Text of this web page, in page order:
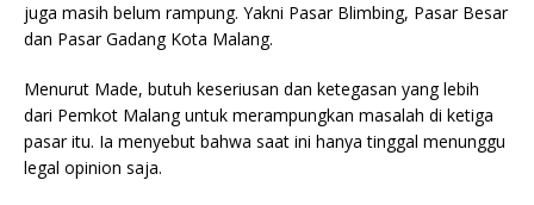
juga masih belum rampung. Yakni Pasar Blimbing, Pasar Besar
dan Pasar Gadang Kota Malang.
Menurut Made, butuh keseriusan dan ketegasan yang lebih
dari Pemkot Malang untuk merampungkan masalah di ketiga
pasar itu. Ia menyebut bahwa saat ini hanya tinggal menunggu
legal opinion saja.